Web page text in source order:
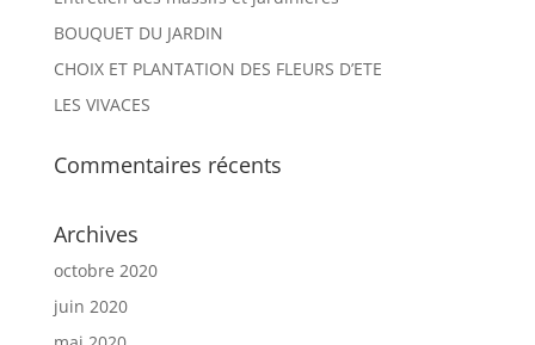
BOUQUET DU JARDIN
CHOIX ET PLANTATION DES FLEURS D’ETE
LES VIVACES
Commentaires récents
Archives
octobre 2020
juin 2020